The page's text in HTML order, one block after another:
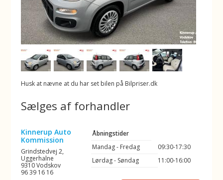
Husk at nævne at du har set bilen på Bilpriser.dk
Sælges af forhandler
Kinnerup Auto
Kommission
Grindstedvej 2,
Uggerhalne
9310 Vodskov
96 39 16 16
Åbningstider
Mandag - Fredag
09:30-17:30
Lørdag - Søndag
11:00-16:00